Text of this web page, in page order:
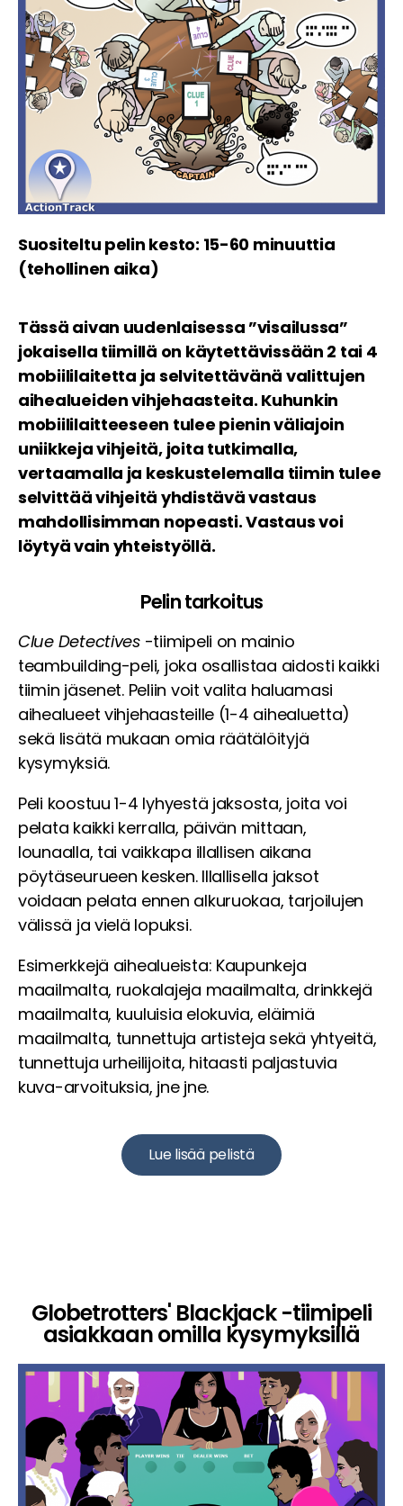
Suositeltu pelin kesto: 15-60 minuuttia
(tehollinen aika)
Tässä aivan uudenlaisessa ”visailussa”
jokaisella tiimillä on käytettävissään 2 tai 4
mobiililaitetta ja selvitettävänä valittujen
aihealueiden vihjehaasteita. Kuhunkin
mobiililaitteeseen tulee pienin väliajoin
uniikkeja vihjeitä, joita tutkimalla,
vertaamalla ja keskustelemalla tiimin tulee
selvittää vihjeitä yhdistävä vastaus
mahdollisimman nopeasti. Vastaus voi
löytyä vain yhteistyöllä.
Pelin tarkoitus
Clue Detectives-tiimipeli on mainio
teambuilding-peli, joka osallistaa aidosti kaikki
tiimin jäsenet. Peliin voit valita haluamasi
aihealueet vihjehaasteille (1-4 aihealuetta)
sekä lisätä mukaan omia räätälöityjä
kysymyksiä.
Peli koostuu 1-4 lyhyestä jaksosta, joita voi
pelata kaikki kerralla, päivän mittaan,
lounaalla, tai vaikkapa illallisen aikana
pöytäseurueen kesken. Illallisella jaksot
voidaan pelata ennen alkuruokaa, tarjoilujen
välissä ja vielä lopuksi.
Esimerkkejä aihealueista: Kaupunkeja
maailmalta, ruokalajeja maailmalta, drinkkejä
maailmalta, kuuluisia elokuvia, eläimiä
maailmalta, tunnettuja artisteja sekä yhtyeitä,
tunnettuja urheilijoita, hitaasti paljastuvia
kuva-arvoituksia, jne jne.
Lue lisää pelistä
Globetrotters' Blackjack -tiimipeli
asiakkaan omilla kysymyksillä